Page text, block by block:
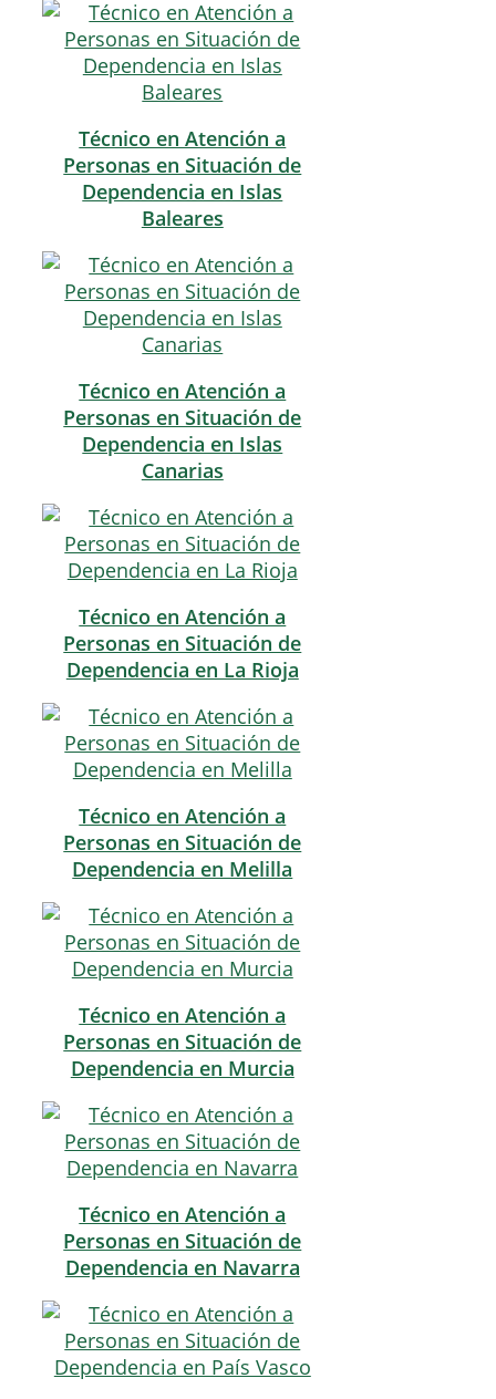
Técnico en Atención a
Personas en Situación de
Dependencia en Islas
Baleares
Técnico en Atención a
Personas en Situación de
Dependencia en Islas
Canarias
Técnico en Atención a
Personas en Situación de
Dependencia en La Rioja
Técnico en Atención a
Personas en Situación de
Dependencia en Melilla
Técnico en Atención a
Personas en Situación de
Dependencia en Murcia
Técnico en Atención a
Personas en Situación de
Dependencia en Navarra